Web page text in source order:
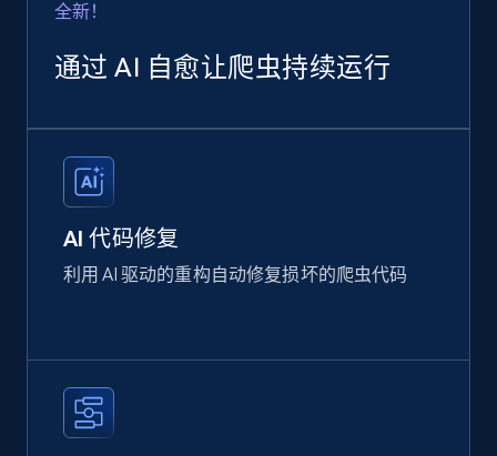
全新！
通过 AI 自愈让爬虫持续运行
AI 代码修复
利用 AI 驱动的重构自动修复损坏的爬虫代码